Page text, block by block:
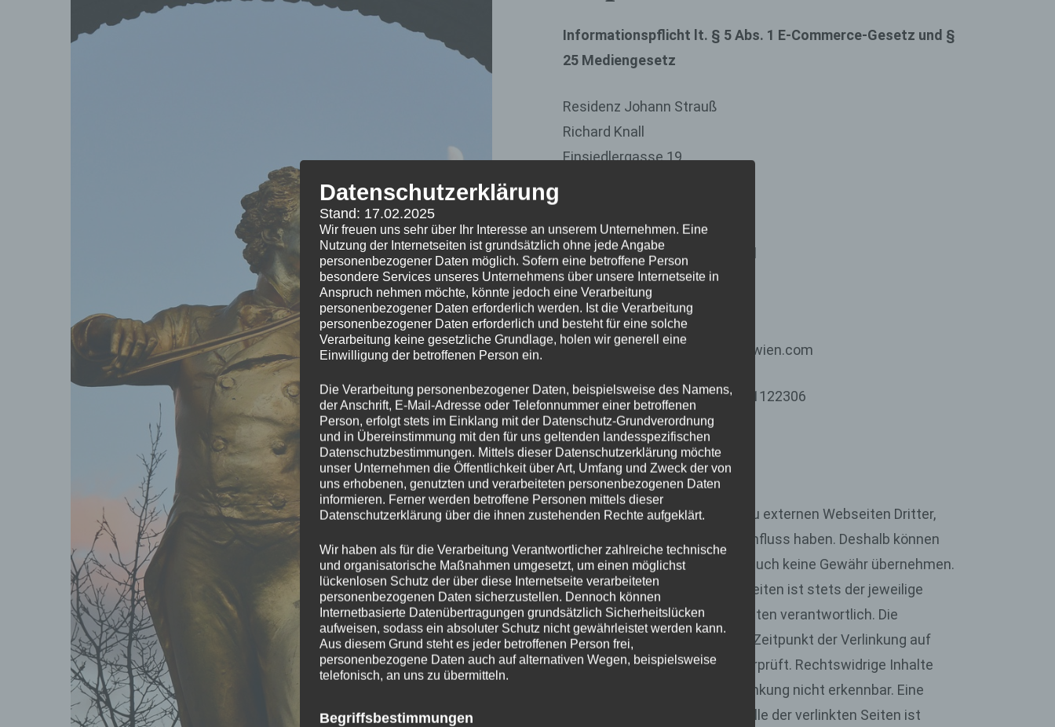
Informationspflicht lt. § 5 Abs. 1 E-Commerce-Gesetz und §
25 Mediengesetz
Residenz Johann Strauß
Richard Knall
Einsiedlergasse 19
Vertreten durch: Richard Knall
Kontakt:
Telefon: 436765378816
E-Mail:office@appartements-wien.com
Umsatzsteuernummer:ATU51122306
Haftungsausschluss
Haftung für Links:
Unser Angebot enthält Links zu externen Webseiten Dritter,
auf deren Inhalte wir keinen Einfluss haben. Deshalb können
wir für diese fremden Inhalte auch keine Gewähr übernehmen.
Für die Inhalte der verlinkten Seiten ist stets der jeweilige
Anbieter oder Betreiber der Seiten verantwortlich. Die
verlinkten Seiten wurden zum Zeitpunkt der Verlinkung auf
mögliche Rechtsverstöße überprüft. Rechtswidrige Inhalte
waren zum Zeitpunkt der Verlinkung nicht erkennbar. Eine
permanente inhaltliche Kontrolle der verlinkten Seiten ist
Datenschutzerklärung
Stand: 17.02.2025
Wir freuen uns sehr über Ihr Interesse an unserem Unternehmen. Eine
Nutzung der Internetseiten ist grundsätzlich ohne jede Angabe
personenbezogener Daten möglich. Sofern eine betroffene Person
besondere Services unseres Unternehmens über unsere Internetseite in
Anspruch nehmen möchte, könnte jedoch eine Verarbeitung
personenbezogener Daten erforderlich werden. Ist die Verarbeitung
personenbezogener Daten erforderlich und besteht für eine solche
Verarbeitung keine gesetzliche Grundlage, holen wir generell eine
Einwilligung der betroffenen Person ein.
Die Verarbeitung personenbezogener Daten, beispielsweise des Namens,
der Anschrift, E-Mail-Adresse oder Telefonnummer einer betroffenen
Person, erfolgt stets im Einklang mit der Datenschutz-Grundverordnung
und in Übereinstimmung mit den für uns geltenden landesspezifischen
Datenschutzbestimmungen. Mittels dieser Datenschutzerklärung möchte
unser Unternehmen die Öffentlichkeit über Art, Umfang und Zweck der von
uns erhobenen, genutzten und verarbeiteten personenbezogenen Daten
informieren. Ferner werden betroffene Personen mittels dieser
Datenschutzerklärung über die ihnen zustehenden Rechte aufgeklärt.
Wir haben als für die Verarbeitung Verantwortlicher zahlreiche technische
und organisatorische Maßnahmen umgesetzt, um einen möglichst
lückenlosen Schutz der über diese Internetseite verarbeiteten
personenbezogenen Daten sicherzustellen. Dennoch können
Internetbasierte Datenübertragungen grundsätzlich Sicherheitslücken
aufweisen, sodass ein absoluter Schutz nicht gewährleistet werden kann.
Aus diesem Grund steht es jeder betroffenen Person frei,
personenbezogene Daten auch auf alternativen Wegen, beispielsweise
telefonisch, an uns zu übermitteln.
Begriffsbestimmungen